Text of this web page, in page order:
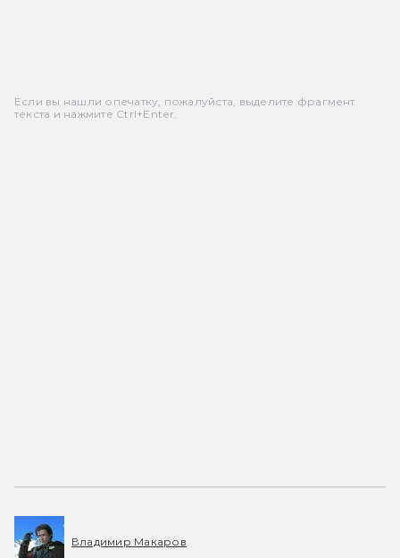
Если вы нашли опечатку, пожалуйста, выделите фрагмент
текста и нажмите Ctrl+Enter.
Владимир Макаров